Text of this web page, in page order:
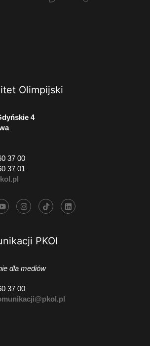
Olimpijski
4
37 00
37 01
PKOl
dla mediów
37 00